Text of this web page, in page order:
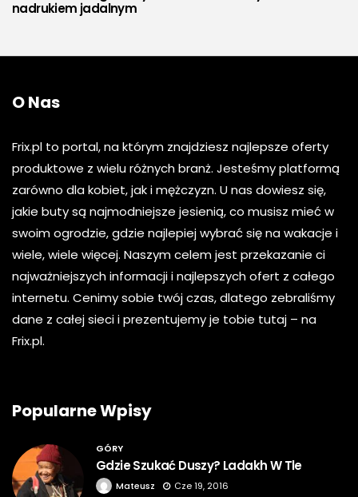
nadrukiem jadalnym
O Nas
Frix.pl to portal, na którym znajdziesz najlepsze oferty
produktowe z wielu różnych branż. Jesteśmy platformą
zarówno dla kobiet, jak i mężczyzn. U nas dowiesz się,
jakie buty są najmodniejsze jesienią, co musisz mieć w
swoim ogrodzie, gdzie najlepiej wybrać się na wakacje i
wiele, wiele więcej. Naszym celem jest przekazanie ci
najważniejszych informacji i najlepszych ofert z całego
internetu. Cenimy sobie twój czas, dlatego zebraliśmy
dane z całej sieci i prezentujemy je tobie tutaj – na
Frix.pl.
Popularne Wpisy
GÓRY
Gdzie Szukać Duszy? Ladakh W Tle
Mateusz Cze 19, 2016